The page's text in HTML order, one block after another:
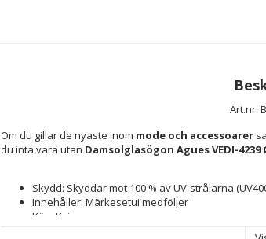
Art.nr:
Om du gillar de nyaste inom mode och accessoarer
du inta vara utan Damsolglasögon Agues VEDI-4239
Skydd: Skyddar mot 100 % av UV-strålarna
Innehåller: Märkesetui medföljer
Kön: Kvinna